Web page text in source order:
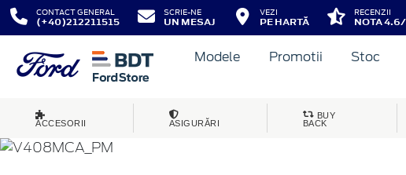
CONTACT GENERAL
(+40)212211515
SCRIE-NE
UN MESAJ
VEZI
PE HARTĂ
RECENZII
NOTA
Modele Promotii Stoc
ACCESORII ASIGURĂRI
BUY
BACK
TOURNEO CONNECT